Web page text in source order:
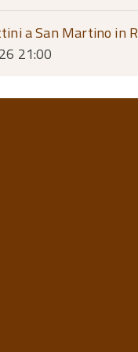
a San Martino in
21:00